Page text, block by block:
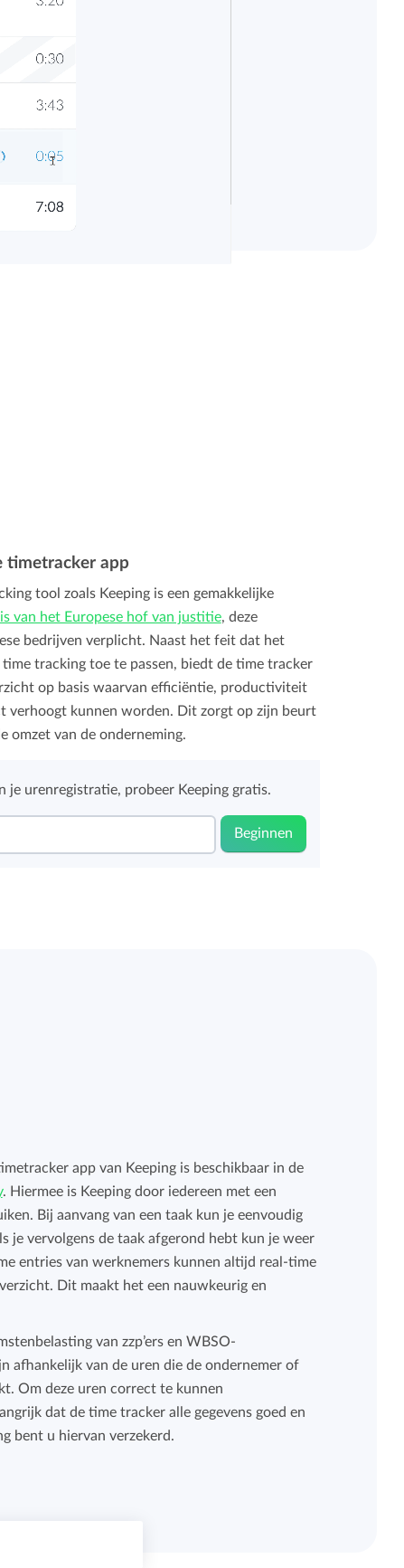
Bekijk alle functies
beeld geven van
timetracker app
tool zoals Keeping is een gemakkelijke
van het Europese hof van justitie, deze
bedrijven verplicht. Naast het feit dat het
tracking toe te passen, biedt de time tracker
op basis waarvan efficiëntie, productiviteit
verhoogt kunnen worden. Dit zorgt op zijn beurt
omzet van de onderneming.
je urenregistratie, probeer Keeping gratis.
Beginnen
app van Keeping is beschikbaar in de
. Hiermee is Keeping door iedereen met een
Bij aanvang van een taak kun je eenvoudig
je vervolgens de taak afgerond hebt kun je weer
entries van werknemers kunnen altijd real-time
Dit maakt het een nauwkeurig en
van zzp’ers en WBSO-
afhankelijk van de uren die de ondernemer of
Om deze uren correct te kunnen
dat de time tracker alle gegevens goed en
bent u hiervan verzekerd.